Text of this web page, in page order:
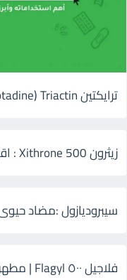
ترايكتين Cyproheptadine) Triactin) فاتح للشهية لزيادة الوزن
زيثرون 500 Xithrone : اقراص مضاد حيوى للالتهابات
سيبروديازول :مضاد
فلاجيل ٥٠٠ Flagyl | مطهر معوي أقراص وشراب